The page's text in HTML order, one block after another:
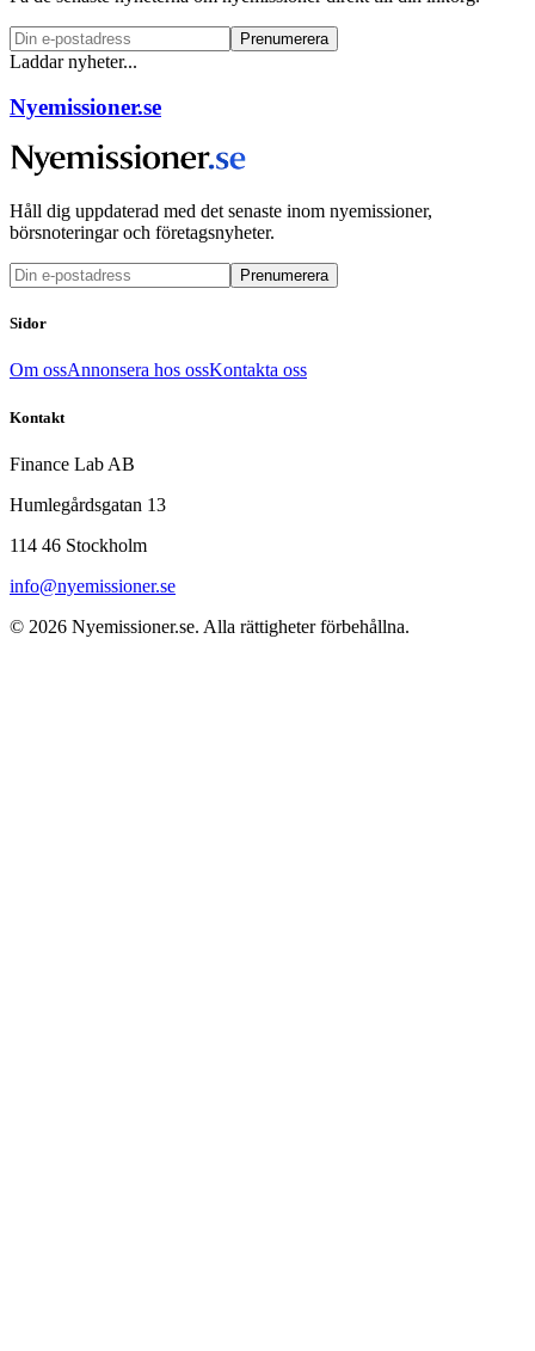
Prenumerera
Laddar nyheter...
Nyemissioner.se
Håll dig uppdaterad med det senaste inom nyemissioner,
börsnoteringar och företagsnyheter.
Prenumerera
Sidor
Om ossAnnonsera hos ossKontakta oss
Kontakt
Finance Lab AB
Humlegårdsgatan 13
114 46 Stockholm
info@nyemissioner.se
© 2026 Nyemissioner.se. Alla rättigheter förbehållna.